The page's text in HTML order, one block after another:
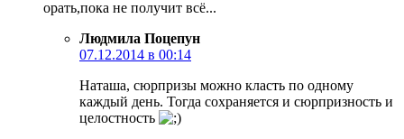
орать,пока не получит всё...
Людмила Поцепун
07.12.2014 в 00:14
Наташа, сюрпризы можно класть по одному
каждый день. Тогда сохраняется и сюрпризность и
целостность